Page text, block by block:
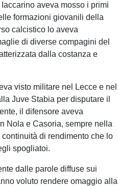
aveva mosso i primi
formazioni giovanili della
calcistico lo aveva
di diverse compagini del
dalla costanza e
visto militare nel Lecce e nel
Juve Stabia per disputare il
il difensore aveva
Nola e Casoria, sempre nella
di rendimento che lo
spogliatoi.
dalle parole diffuse sui
voluto rendere omaggio alla